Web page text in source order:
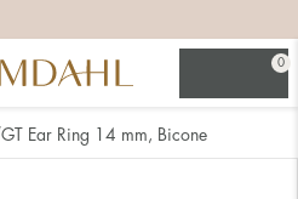
0
GT Ear Ring 14 mm, Bicone